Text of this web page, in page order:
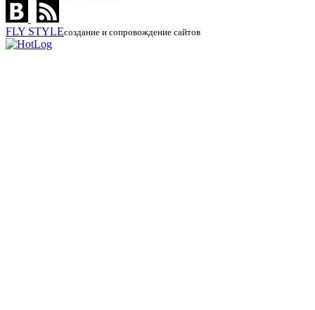
FLY STYLEсоздание и сопровождение сайтов